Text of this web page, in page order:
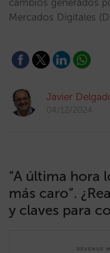
cambios generados
Mercados Digitales
Javier
04/12/2024
“A última hora
más caro”.
y claves para